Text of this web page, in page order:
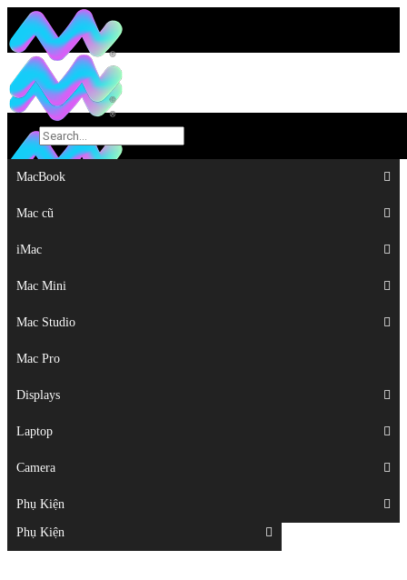
MacBook
Mac cũ
iMac
Mac Mini
Mac Studio
Mac Pro
Displays
Laptop
Camera
Phụ Kiện
MacBook
Mac cũ
iMac
Mac Mini
Mac Studio
Mac Pro
Displays
Laptop
Camera
Phụ Kiện
Top